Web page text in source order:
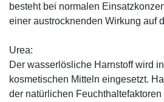
besteht bei normalen
einer austrocknenden Wirkung auf
Urea:
Der wasserlösliche Harnstoff wird
kosmetischen Mitteln eingesetzt.
der natürlichen